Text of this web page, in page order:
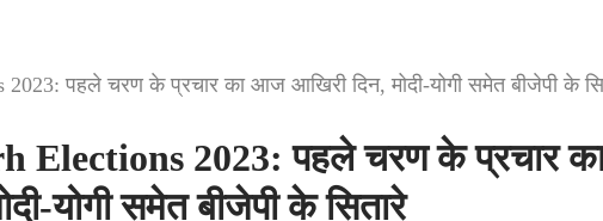
पहले चरण के प्रचार का आज आखिरी दिन, मोदी-योगी समेत बीजेपी के
Elections 2023: पहले चरण के प्रचार
योगी समेत बीजेपी के सितारे